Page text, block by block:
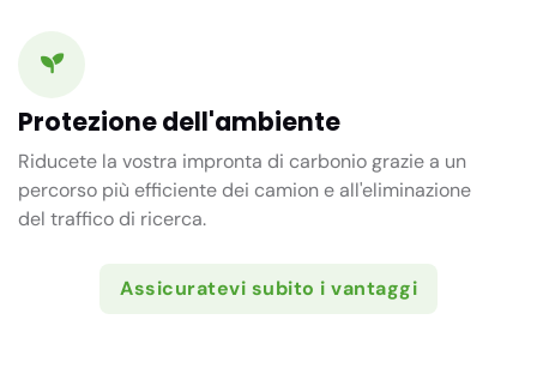
Protezione dell'ambiente
Riducete la vostra impronta di carbonio grazie a un
percorso più efficiente dei camion e all'eliminazione
del traffico di ricerca.
Assicuratevi subito i vantaggi